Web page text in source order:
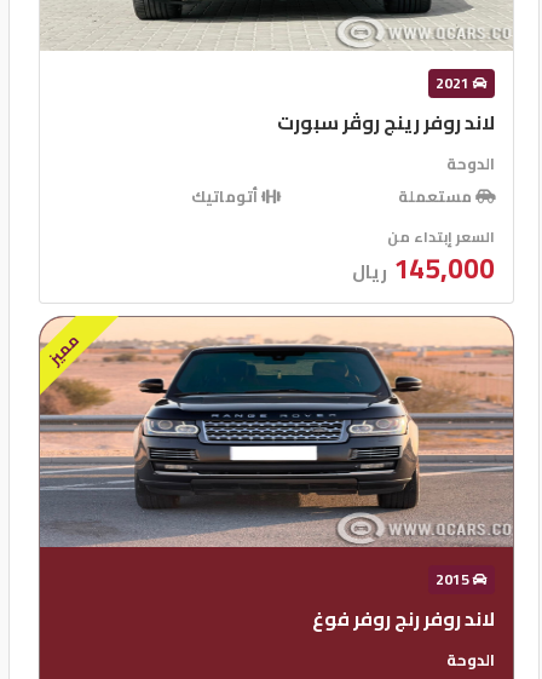
2021
لاند روفر رينج روڤر سبورت
الدوحة
مستعملة
أتوماتيك
السعر إبتداء من
145,000 ريال
مميز
2015
لاند روفر رنج روفر فوغ
الدوحة